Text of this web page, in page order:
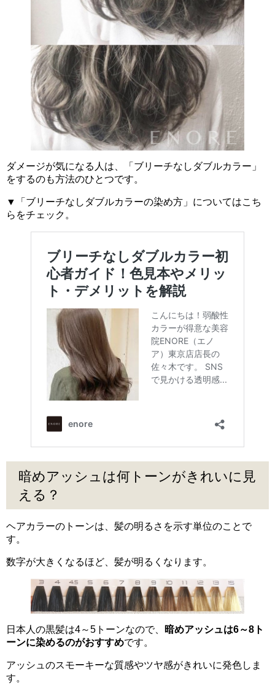
ダメージが気になる人は、「ブリーチなしダブルカラー」
をするのも方法のひとつです。
▼「ブリーチなしダブルカラーの染め方」についてはこち
らをチェック。
暗めアッシュは何トーンがきれいに見
える？
ヘアカラーのトーンは、髪の明るさを示す単位のことで
す。
数字が大きくなるほど、髪が明るくなります。
日本人の黒髪は4～5トーンなので、 暗めアッシュは6～8ト
ーンに染めるのがおすすめです。
アッシュのスモーキーな質感やツヤ感がきれいに発色しま
す。